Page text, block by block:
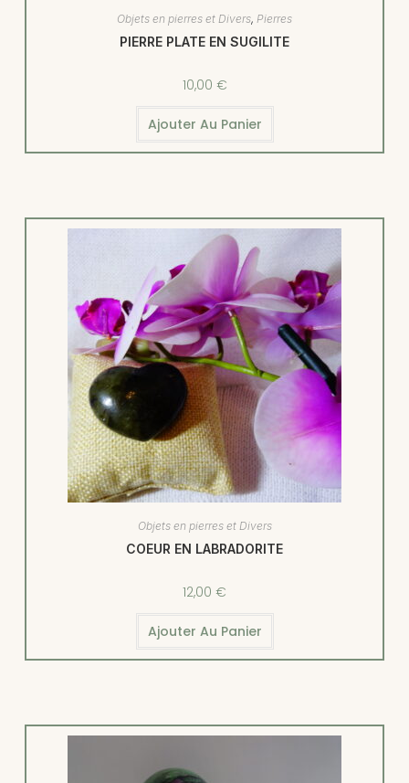
Objets en pierres et Divers, Pierres
PIERRE PLATE EN SUGILITE
10,00 €
Ajouter Au Panier
Objets en pierres et Divers
COEUR EN LABRADORITE
12,00 €
Ajouter Au Panier